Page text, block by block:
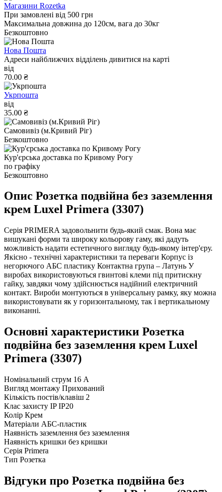
Магазини Rozetka
При замовлені від 500 грн
Максимальна довжина до 120см, вага до 30кг
Безкоштовно
Нова Пошта
Адреси найближчих відділень дивитися на карті
від
70.00 ₴
Укрпошта
від
35.00 ₴
Самовивіз (м.Кривий Ріг)
Безкоштовно
Кур'єрська доставка по Кривому Рогу
по графіку
Безкоштовно
Опис Розетка подвійна без заземлення
крем Luxel Primera (3307)
Серія PRIMERA задовольнити будь-який смак. Вона має
вишукані форми та широку кольорову гаму, які дадуть
можливість надати естетичного вигляду будь-якому інтер'єру.
Якісно - технічні характеристики та переваги Корпус із
негорючого АБС пластику Контактна група – Латунь У
виробах використовуються гвинтові клеми під притискну
гайку, завдяки чому здійснюється надійний електричний
контакт. Вироби монтуються в універсальну рамку, яку можна
використовувати як у горизонтальному, так і вертикальному
виконанні.
Основні характеристики Розетка
подвійна без заземлення крем Luxel
Primera (3307)
Номінальний струм 16 А
Вигляд монтажу Прихований
Кількість постів/клавіш 2
Клас захисту IP IP20
Колір Крем
Матеріали АБС-пластик
Наявність заземлення без заземлення
Наявність кришки без кришки
Серія Primera
Тип Розетка
Відгуки про Розетка подвійна без